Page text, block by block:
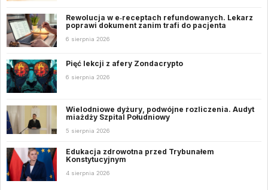
Rewolucja w e‑receptach refundowanych. Lekarz
poprawi dokument zanim trafi do pacjenta
6 sierpnia 2026
Pięć lekcji z afery Zondacrypto
6 sierpnia 2026
Wielodniowe dyżury, podwójne rozliczenia. Audyt
miażdży Szpital Południowy
5 sierpnia 2026
Edukacja zdrowotna przed Trybunałem
Konstytucyjnym
4 sierpnia 2026